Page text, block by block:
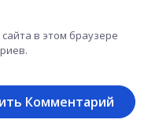
в этом браузере